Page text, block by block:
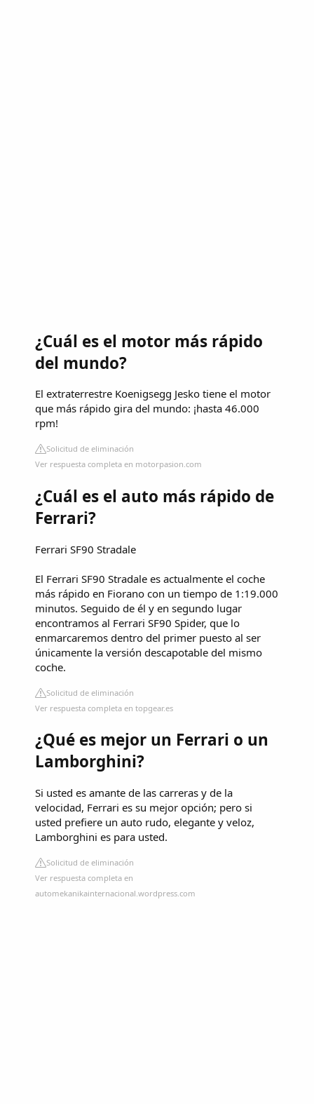
¿Cuál es el motor más rápido
del mundo?
El extraterrestre Koenigsegg Jesko tiene el motor
que más rápido gira del mundo: ¡hasta 46.000
rpm!
Solicitud de eliminación
Ver respuesta completa en motorpasion.com
¿Cuál es el auto más rápido de
Ferrari?
Ferrari SF90 Stradale
El Ferrari SF90 Stradale es actualmente el coche
más rápido en Fiorano con un tiempo de 1:19.000
minutos. Seguido de él y en segundo lugar
encontramos al Ferrari SF90 Spider, que lo
enmarcaremos dentro del primer puesto al ser
únicamente la versión descapotable del mismo
coche.
Solicitud de eliminación
Ver respuesta completa en topgear.es
¿Qué es mejor un Ferrari o un
Lamborghini?
Si usted es amante de las carreras y de la
velocidad, Ferrari es su mejor opción; pero si
usted prefiere un auto rudo, elegante y veloz,
Lamborghini es para usted.
Solicitud de eliminación
Ver respuesta completa en
automekanikainternacional.wordpress.com